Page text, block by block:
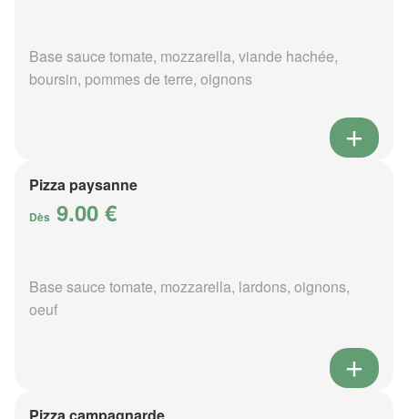
Base sauce tomate, mozzarella, viande hachée,
boursin, pommes de terre, oignons
Pizza paysanne
Dès 9.00 €
Base sauce tomate, mozzarella, lardons, oignons,
oeuf